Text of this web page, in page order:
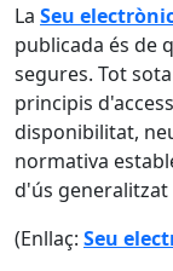
La Seu
publicada és de
segures. Tot
principis
disponibilitat,
normativa
d'ús generalitzat
(Enllaç: Seu